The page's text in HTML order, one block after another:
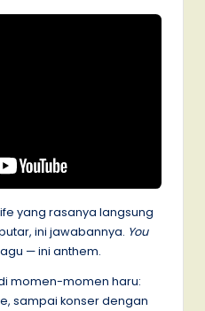
yang rasanya langsung
ini jawabannya. You
— ini anthem.
momen-momen haru:
sampai konser dengan